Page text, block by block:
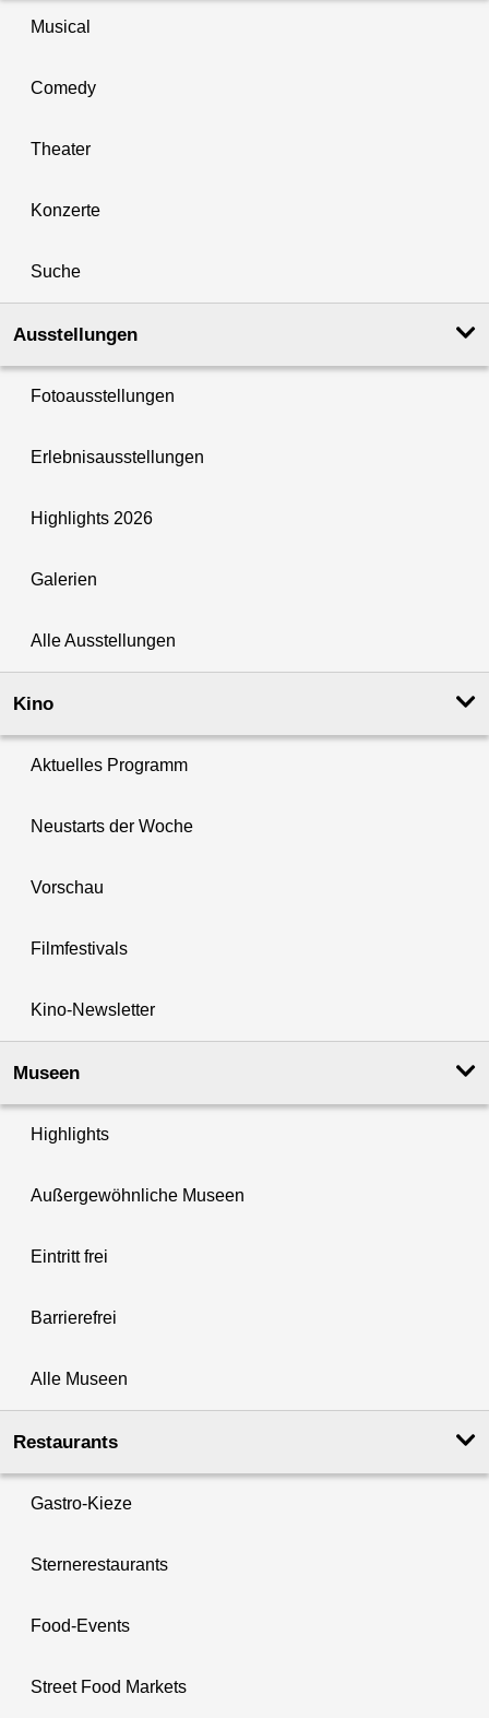
Musical
Comedy
Theater
Konzerte
Suche
Ausstellungen
Fotoausstellungen
Erlebnisausstellungen
Highlights 2026
Galerien
Alle Ausstellungen
Kino
Aktuelles Programm
Neustarts der Woche
Vorschau
Filmfestivals
Kino-Newsletter
Museen
Highlights
Außergewöhnliche Museen
Eintritt frei
Barrierefrei
Alle Museen
Restaurants
Gastro-Kieze
Sternerestaurants
Food-Events
Street Food Markets